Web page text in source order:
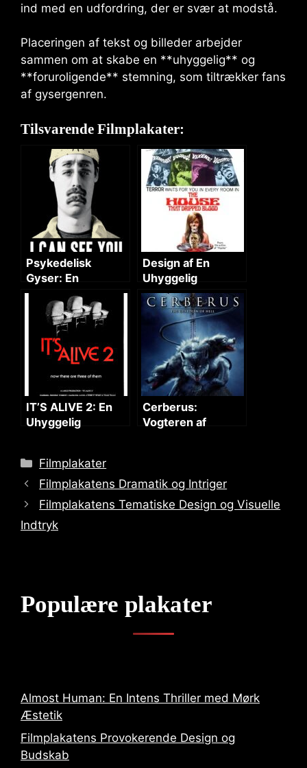
ind med en udfordring, der er svær at modstå.
Placeringen af tekst og billeder arbejder
sammen om at skabe en **uhyggelig** og
**foruroligende** stemning, som tiltrækker fans
af gysergenren.
Tilsvarende Filmplakater:
Psykedelisk
Gyser: En
Uhyggelig Historie
Design af En
Uhyggelig
Filmplakat
IT’S ALIVE 2: En
Uhyggelig
Cerberus:
Vogteren af
Categories
Filmplakater
Filmplakatens Dramatik og Intriger
Filmplakatens Tematiske Design og Visuelle
Indtryk
Populære plakater
Almost Human: En Intens Thriller med Mørk
Æstetik
Filmplakatens Provokerende Design og
Budskab